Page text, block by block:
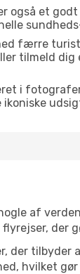
også et
færre
tilmeld
i
af
der
tilbyder
hvilket